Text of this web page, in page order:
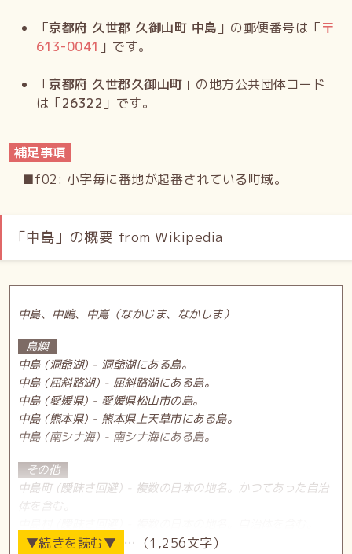
「京都府 久世郡 久御山町 中島 」の郵便番号は「〒
613-0041 」です。
「京都府 久世郡久御山町 」の地方公共団体コード
は「26322 」です。
補足事項
■f02: 小字毎に番地が起番されている町域。
「中島」の概要 from Wikipedia
中島、中嶋、中嶌（なかじま、なかしま）
島嶼
中島 (洞爺湖) - 洞爺湖にある島。
中島 (屈斜路湖) - 屈斜路湖にある島。
中島 (愛媛県) - 愛媛県松山市の島。
中島 (熊本県) - 熊本県上天草市にある島。
中島 (南シナ海) - 南シナ海にある島。
その他
中島町 (曖昧さ回避) - 複数の日本の地名。かつてあった自治
体を含む。
中島村 - 福島県にある村。…（1,256文字）